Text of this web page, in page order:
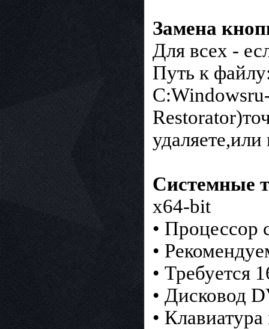
Замена
Для всех -
Путь к
Системные
x64-bit
• Процессор
•
• Требуется
• Дисковод
•